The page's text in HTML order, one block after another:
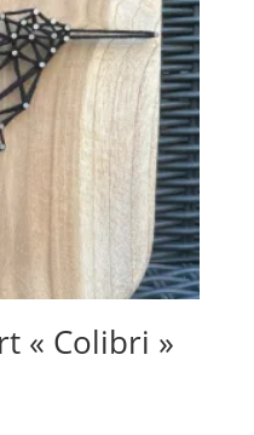
« Colibri »